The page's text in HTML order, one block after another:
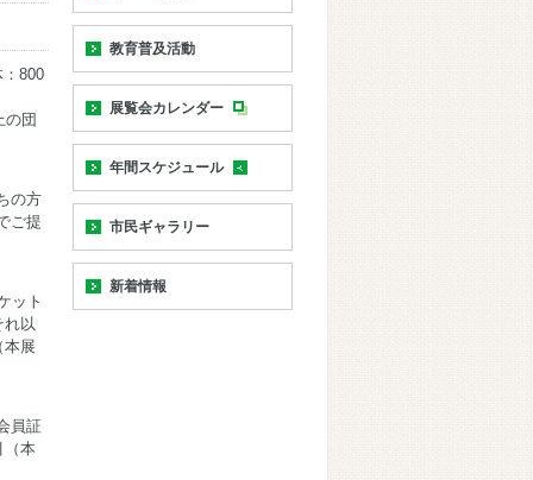
800
の団
の方
ご提
ット
れ以
本展
員証
（本
教育普及活動
展覧会カレンダー
年間スケジュール
市民ギャラリー
新着情報